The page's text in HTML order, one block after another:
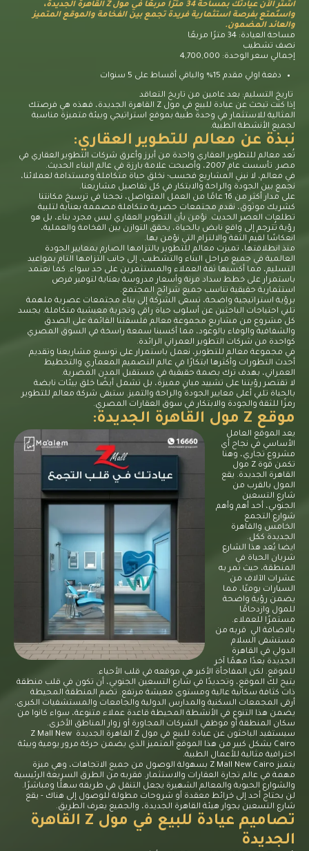
اشترِ الآن عيادتك بمساحة 34 مترًا مربعًا في مول Z القاهرة الجديدة،
واستمتع بفرصة استثمارية فريدة تجمع بين الفخامة والموقع المتميز
والعائد المضمون.
مساحة العيادة: 34 مترًا مربعًا
نصف تشطيب
إجمالي سعر الوحدة: 4,700,000
دفعة اولي مقدم 15% والباقي أقساط على 5 سنوات
تاريخ التسليم: بعد عامين من تاريخ التعاقد
إذا كنت تبحث عن عيادة للبيع في مول Z القاهرة الجديدة، فهذه هي فرصتك
المثالية للاستثمار في وحدة طبية بموقع استراتيجي وبيئة متميزة مناسبة
لجميع الأنشطة الطبية.
نبذة عن معالم للتطوير العقاري:
تُعد معالم للتطوير العقاري واحدة من أبرز وأعرق شركات التطوير العقاري في
مصر. تأسست عام 2007، وأصبحت علامة بارزة في عالم البناء الحديث.
في معالم، لا نبني المشاريع فحسب؛ نخلق حياة متكاملة ومستدامة لعملائنا،
نجمع بين الجودة والراحة والابتكار في كل تفاصيل مشاريعنا.
على مدار أكثر من 16 عامًا من العمل المتواصل، نجحنا في ترسيخ مكانتنا
كشريك موثوق، نقدم مجتمعات حضرية متكاملة مصممة بعناية لتلبية
تطلعات العصر الحديث. نؤمن بأن التطوير العقاري ليس مجرد بناء، بل هو
رؤية تُترجم إلى واقع نابض بالحياة، يحقق التوازن بين الفخامة والعملية،
انعكاسًا لقيم الثقة والالتزام التي نؤمن بها.
منذ انطلاقتها، تميزت معالم للتطوير بالتزامها الصارم بمعايير الجودة
العالمية في جميع مراحل البناء والتشطيب، إلى جانب التزامها التام بمواعيد
التسليم، مما أكسبها ثقة العملاء والمستثمرين على حد سواء. كما نعتمد
باستمرار على خطط سداد مرنة وأسعار مدروسة بعناية لتوفير فرص
استثمارية حقيقية تناسب جميع شرائح المجتمع.
برؤية استراتيجية واضحة، تسعى الشركة إلى بناء مجتمعات عصرية ملهمة
تلبي احتياجات الباحثين عن أسلوب حياة راقي وتجربة معيشية متكاملة. يجسد
كل مشروع من مشاريع مجموعة معالم فلسفتنا القائمة على الصدق
والشفافية والوفاء بالوعود، مما أكسبنا سمعة راسخة في السوق المصري
كواحدة من شركات التطوير العمراني الرائدة.
في مجموعة معالم للتطوير، نعمل باستمرار على توسيع مشاريعنا وتقديم
أحدث التطورات وأكثرها ابتكارًا في عالم التصميم المعماري والتخطيط
العمراني، بهدف ترك بصمة حقيقية في مستقبل المدن المصرية.
لا تقتصر رؤيتنا على تشييد مبانٍ مميزة، بل تشمل أيضًا خلق بيئات نابضة
بالحياة تلبي أعلى معايير الجودة والراحة والتميز. ستبقى شركة معالم للتطوير
رمزًا للثقة والجودة والابتكار في سوق العقارات المصري.
موقع Z مول القاهرة الجديدة:
يعد الموقع العامل
الأساسي في نجاح أي
مشروع تجاري، وهنا
تكمن قوة
Z مول
القاهرة الجديدة. يقع
المول بالقرب من
شارع التسعين
الجنوبي، أحد أهم وأهم
شوارع التجمع
الخامس والقاهرة
الجديدة ككل.
ايضا يُعد هذا الشارع
شريان الحياة في
المنطقة، حيث تمر به
عشرات الآلاف من
السيارات يوميًا، مما
يضمن رؤية واضحة
للمول وازدحامًا
مستمرًا للعملاء.
بالاضافة الي قربه من
مستشفى السلام
الدولي في القاهرة
الجديدة بعدًا مهمًا آخر
للموقع. لكن المفاجأة الأكبر هي موقعه في قلب الأحياء.
يتيح لك الموقع، وتحديدًا في شارع التسعين الجنوبي، أن تكون في قلب منطقة
ذات كثافة سكانية عالية ومستوى معيشة مرتفع. تضم المنطقة المحيطة
أرقى المجمعات السكنية والمدارس الدولية والجامعات والمستشفيات الكبرى.
يضمن هذا التنوع في الأنشطة المحيطة قاعدة عملاء متنوعة، سواء كانوا من
سكان المنطقة أو موظفي الشركات المجاورة أو زوار المناطق الأخرى.
سيستفيد الباحثون عن عيادة للبيع في مول Z القاهرة الجديدة Z Mall New
Cairo بشكل كبير من هذا الموقع المتميز الذي يضمن حركة مرور يومية وبيئة
احترافية مثالية للأعمال الطبية.
يتميز Z Mall New Cairo بسهولة الوصول من جميع الاتجاهات، وهي ميزة
مهمة في عالم تجارة العقارات والاستثمار. فقربه من الطرق السريعة الرئيسية
والشوارع الحيوية والمعالم الشهيرة يجعل التنقل في طريقه سهلًا ومباشرًا.
لن يحتاج أحد إلى خرائط معقدة أو شروحات مطولة للوصول إلى هناك - يقع
شارع التسعين بجوار هيئة القاهرة الجديدة، والجميع يعرف الطريق.
تصاميم عيادة للبيع في مول Z القاهرة
الجديدة